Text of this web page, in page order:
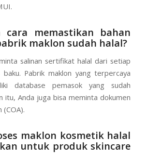
cara memastikan bahan
maklon sudah halal?
salinan sertifikat halal dari setiap
baku. Pabrik maklon yang terpercaya
database pemasok yang sudah
itu, Anda juga bisa meminta dokumen
(COA).
maklon kosmetik halal
untuk produk skincare